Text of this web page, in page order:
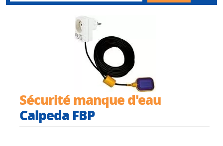
Sécurité manque d'eau
Calpeda FBP